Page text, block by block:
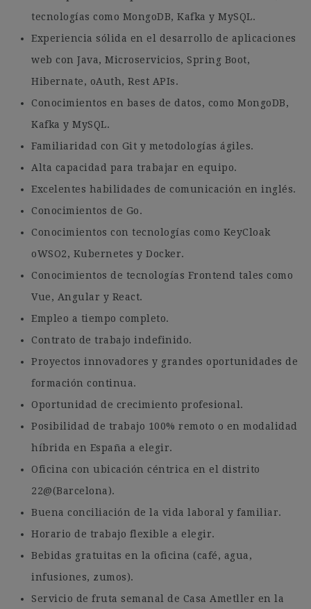
tecnologías como MongoDB, Kafka y MySQL.
Experiencia sólida en el desarrollo de aplicaciones
web con Java, Microservicios, Spring Boot,
Hibernate, oAuth, Rest APIs.
Conocimientos en bases de datos, como MongoDB,
Kafka y MySQL.
Familiaridad con Git y metodologías ágiles.
Alta capacidad para trabajar en equipo.
Excelentes habilidades de comunicación en inglés.
Conocimientos de Go.
Conocimientos con tecnologías como KeyCloak
oWSO2, Kubernetes y Docker.
Conocimientos de tecnologías Frontend tales como
Vue, Angular y React.
Empleo a tiempo completo.
Contrato de trabajo indefinido.
Proyectos innovadores y grandes oportunidades de
formación continua.
Oportunidad de crecimiento profesional.
Posibilidad de trabajo 100% remoto o en modalidad
híbrida en España a elegir.
Oficina con ubicación céntrica en el distrito
22@(Barcelona).
Buena conciliación de la vida laboral y familiar.
Horario de trabajo flexible a elegir.
Bebidas gratuitas en la oficina (café, agua,
infusiones, zumos).
Servicio de fruta semanal de Casa Ametller en la